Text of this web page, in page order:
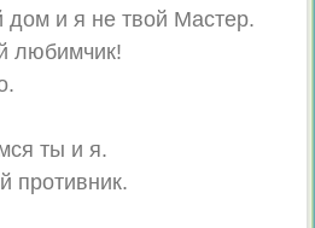
дом и я не твой Мастер.
любимчик!
ты и я.
противник.